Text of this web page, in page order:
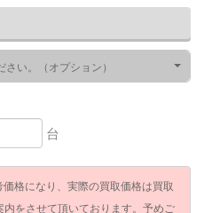
い。（オプション）
台
格になり、実際の買取価格は買取
をさせて頂いております。予めご